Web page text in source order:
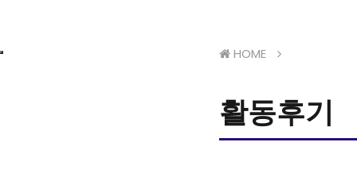
HOME
활동후기